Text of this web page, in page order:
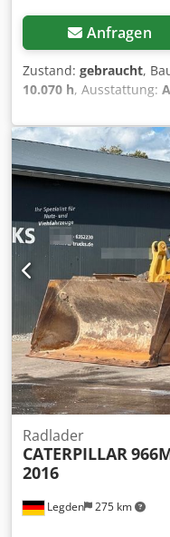
Anfragen
Zustand: gebraucht,
10.070 h, Ausstattung:
Schaufel + Gabel dabei
Legden 275 km
Radlader
CATERPILLAR
2016